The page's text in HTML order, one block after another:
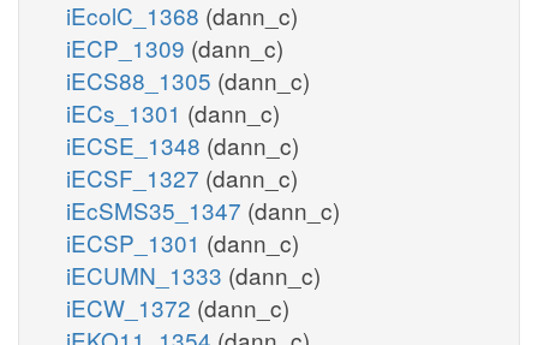
iEcolC_1368 (dann_c)
iECP_1309 (dann_c)
iECS88_1305 (dann_c)
iECs_1301 (dann_c)
iECSE_1348 (dann_c)
iECSF_1327 (dann_c)
iEcSMS35_1347 (dann_c)
iECSP_1301 (dann_c)
iECUMN_1333 (dann_c)
iECW_1372 (dann_c)